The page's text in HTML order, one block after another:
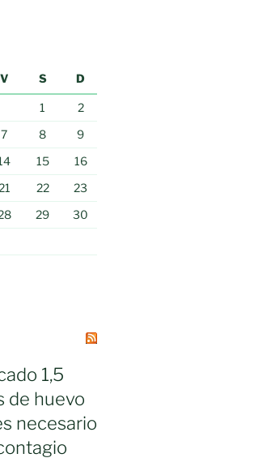
V S D
1
2
7 8
9
15
16
22
23
29
30
1,5
de huevo
necesario